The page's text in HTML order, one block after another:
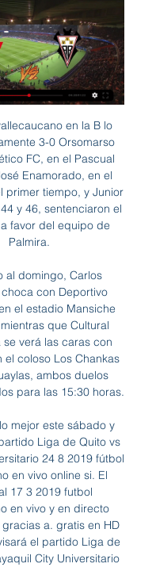
marcadores en directo (y ver en vivo gratis video streaming en directo) comienza el 1 mar 2024 a las 19:30 (Hora UTC) en El ...

Predicción y estadísticas del partido de fútbol Deportes Quindio - Deportivo Pereira de Colombia Torneo Aguila - Clausura - Quadrangular del 23/10/2019. También están disponibles todas las predicciones de la jornada de liga Colombia Torneo Aguila - Clausura - Quadrangular

SER Deportivos Huelva, audios a la carta: vuelve a escuchar todos los programas y sus secciones. Suscríbete al podcast y accede a los últimos audios online.

Hispano Americano inició su primera gira de la temporada con un triunfo contra Boca por 52 a 55. El resultado favorable llegó el día del aniversario del club santacruceño. Mañana, el Celeste visitará a Instituto. 3 Anoche en el estadio Luis Conde, Boca Juniors recibió a Hispano Americano en el primer partido de la gira […]

Albacete Balompié - Partidos Albacete - Live Soccer TV - Partidos programados en TV, Transmisiones oficiales en línea, Marcadores de fútbol en vivo, Calendarios, Tablas de Posiciones, ...

Ver los perfiles de las personas que se llaman Maria Victoria San Jose. Únete a Facebook para conectar con Maria Victoria San Jose y otras personas que...

Escucha Cadena Dial - La mejor música en español Escucha la mejor emisora de música en español. Todo sobre Atrévete o Dial Tal Cual y las noticias y videoclips de tus artistas favoritos.

Palestina 1 Panama 8 Paraguay 1. Especialistas en embotellado de cerveza con nuestra linea Meheen y enlatado de cerveza con nuestra linea Wildgoose. Manejamos una amplia variedad de. Añade un Comentario o Imagen.. Cada semana Cerveza Zulia te trae información sobre la actualidad de la música, gastronomía,.

Santiago Morning hizo historia este sábado al lograr su primer título en el Fútbol Femenino chileno, tras vencer por 3-2 a Palestino en la final del torneo disputada en el Estadio Nacional.. que salvó tres chances de gol cerca de la línea.

Prensa Libertador FC. El romance de Omar Perdomo con el gol le dio a Libertador Fútbol Club la victoria 1-3 sobre Atlético Furrial en el estadio Monumental de Maturín, donde el delantero del cuadro alado consiguió el segundo triplete de la temporada.

Tijuana pierde su primera serie en casa y baja al segundo sitió, Laguna gana su segunda serie de manera consecutiva, mientras que Sultanes pierde dos en su gira ahora en Saltillo. Laredo barrió a Oaxaca y México se quedo con la serie ante Yucatán. Generales gana …

Envigado y Atlético Nacional cerrarán la jornada 14 de la Liga mañana a las 7:45 de la noche en el […] Deportes. 3 mayo, 2013 Sin Neider Morantes, Envigado recibirá a Nacional. El volante creativo sufrió un golpe durante la práctica que lo sacó del partido del próximo domingo..

El sábado 27 de septiembre varias cadenas de televisión transmitirán en directo la misa de beatificación de Mons. Álvaro del Portillo. El sitio web www.opusdei.es lo transmitirá en streaming a partir de las 11:50 h.

Dónde ver en directo online Sporting Gijón vs. Albacete de 1 nov 2022 — Dónde ver en directo online Sporting Gijón vs. Albacete de Segunda División 2022-2023: Canal de TV y Streaming en vivo. Antonio Vázquez. 01 ...

Los Bravos buscan comenzar a revertir la marca negativa de 6-8 para escalar posiciones en la Zona Sur que es controlada por los Guerreros de Oaxaca con 10-4, seguidos por los Diablos Rojos del México. Temas relacionados. Club León

El Sábado 28 de noviembre a las 18:00h se disputará el partido entre el Villarreal B VS Eldense correspondiente a la jornada 15 en la Ciudad Deportiva Del Villarreal (Castellón), el colegiado será el catalán SÁNCHEZ APARICIO-JOSÉ EMILIO. El Villarreal B de P. López viene de empatar {1-1} en el campo del Huracán, un partido…

Directo COPE OVIEDO Escucha en directo COPE OVIEDO de COPE a través de la radio online. Disfruta de nuestros streamings y programas en directo. Escucha también todas nuestras ...

Comentarios en directo: Atlético Tucumán - Godoy Cruz (Superliga Argentina 2017/2018, 1. Jornada) con goleadores, alineación, cambios, tarjetas amarillas y rojas directas.

Los reyes accedieron al trono de Castilla tras la Guerra de Sucesión Castellana (1475-1479) contra los partidarios de la princesa Juana, apodada "la Beltraneja", hija del rey Enrique IV de Castilla. En 1479 Fernando heredó el trono de Aragón al morir su padre, el rey Juan II de Aragón.

Aragón Radio (CARTV) Aragón Radio en directo Radio en directo. Contenidos a la carta de Aragón PROGRAMACIÓN. Lo Mejor de la Vida es Gratis 23:00. Lo Mejor de la Vida es Gratis

Sporting Gijón vs Albacete Balompié hace 16 horas — Dados completos del partido entre Sporting Gijón vs Albacete Balompié - Segunda División, en 01/03/2024. Resultado en vivo, estadísticas, ...

Distribución Satelital. La señal del debate presidencial será distribuida a través de tres capacidades satelitales distintas. Una en Banda C y dos en Banda KU (HD y SD).

Sudamericano Sub-20 Chile 2019 EN VIVO:. Argentina vs Perú - 3:10 pm. Uruguay vs Paraguay. técnico de la selección uruguaya sub-20 a poco de enfrentar a Perú en la primera fecha del Sudamericano Grupo B. El técnico uruguayo hace unos años antes que Daniel Ahmed se juntará con.

El futbolista Marco Pablo Pappa se ha convertido en el nuevo jugador del CSD Municipal para el Torneo Clausura 2017 de la Liga Nacional de Guatemala.. ya que ha jugado con tres equipos de la MLS de Estados Unidos y con un equipo de Holanda.. hora y transmisión del clásico 308 Comunicaciones y Comunicaciones, Torneo Apertura 2019.

Real Sporting de Gijón - Albacete Balompié Aquí en Oddspedia puedes rastrear fácilmente los resultados en directo y comentarios en vivo, así como las cuotas de todas las casas de apuestas y todos los ...

Obtén el resumen del partido Atlético Junior vs. Independiente Medellín. Obtén el resumen del partido Atlético Junior vs. Independiente Medellín. Ir a la navegación Presentado por. Presentado por < > Menu ESPN. Resultados. Has llegado a la edición de México. Quedarse en el sitio actual o ir a edición preferida.

Fútbol - Finlandia: consulta los últimos resultados de Kajaanin Haka y todos los resultados de Kajaanin Haka de esta temporada. Utilizamos cookies y otras tecnologías para mejorar su …

Mérida.- Leones de Yucatán apaleó por pizarra de 7-1 a Piratas de Campeche. para eliminarlo y así avanzar a la Serie de Campeonato 2016 de la Zona Sur, en camino a la Serie Final por el título de la LMB. Ante un eufórico y repleto Parque Kukulcán,